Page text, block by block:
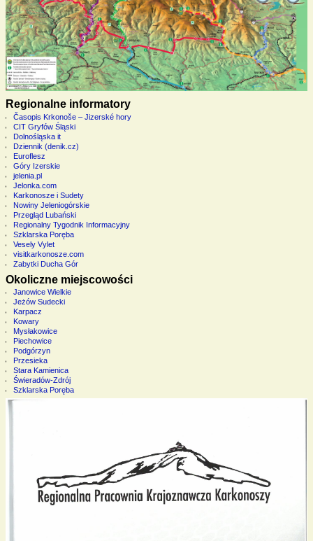
Regionalne informatory
Časopis Krkonoše – Jizerské hory
CIT Gryfów Śląski
Dolnośląska it
Dziennik (denik.cz)
Euroflesz
Góry Izerskie
jelenia.pl
Jelonka.com
Karkonosze i Sudety
Nowiny Jeleniogórskie
Przegląd Lubański
Regionalny Tygodnik Informacyjny
Szklarska Poręba
Vesely Vylet
visitkarkonosze.com
Zabytki Ducha Gór
Okoliczne miejscowości
Janowice Wielkie
Jeżów Sudecki
Karpacz
Kowary
Mysłakowice
Piechowice
Podgórzyn
Przesieka
Stara Kamienica
Świeradów-Zdrój
Szklarska Poręba